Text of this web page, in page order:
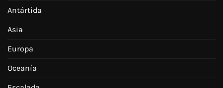
Antártida
Asia
Europa
Oceanía